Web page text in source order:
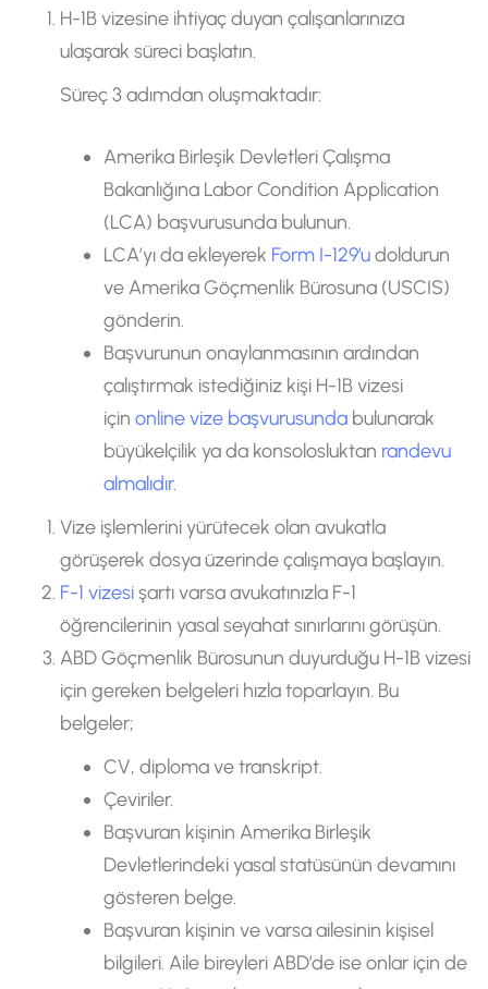
H-1B vizesine ihtiyaç duyan çalışanlarınıza
ulaşarak süreci başlatın.
Süreç 3 adımdan oluşmaktadır:
Amerika Birleşik Devletleri Çalışma
Bakanlığına Labor Condition Application
(LCA) başvurusunda bulunun.
LCA’yı da ekleyerek Form I-129’udoldurun
ve Amerika Göçmenlik Bürosuna (USCIS)
gönderin.
Başvurunun onaylanmasının ardından
çalıştırmak istediğiniz kişi H-1B vizesi
için online vize başvurusunda bulunarak
büyükelçilik ya da konsolosluktan randevu
almalıdır.
Vize işlemlerini yürütecek olan avukatla
görüşerek dosya üzerinde çalışmaya başlayın.
F-1 vizesişartı varsa avukatınızla F-1
öğrencilerinin yasal seyahat sınırlarını görüşün.
ABD Göçmenlik Bürosunun duyurduğu H-1B vizesi
için gereken belgeleri hızla toparlayın. Bu
belgeler;
CV, diploma ve transkript.
Çeviriler.
Başvuran kişinin Amerika Birleşik
Devletlerindeki yasal statüsünün devamını
gösteren belge.
Başvuran kişinin ve varsa ailesinin kişisel
bilgileri. Aile bireyleri ABD’de ise onlar için de